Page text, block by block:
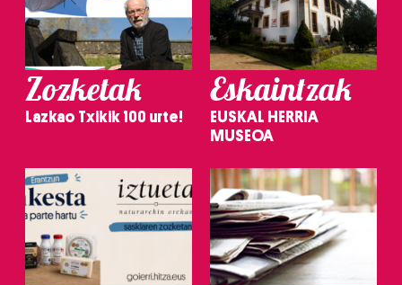
Zozketak
Lazkao Txikik 100 urte!
Eskaintzak
EUSKAL HERRIA
MUSEOA